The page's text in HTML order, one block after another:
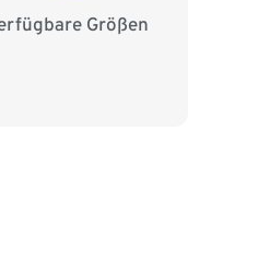
Größen
92 98/104